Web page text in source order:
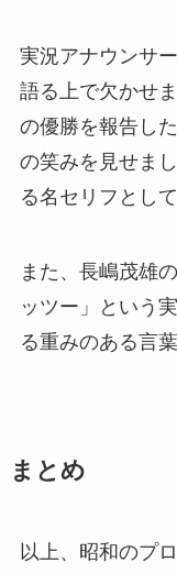
実況アナウンサ
語る上で欠かせ
の優勝を報告し
の笑みを見せま
る名セリフとし
また、長嶋茂雄
ッツー」という
る重みのある言
まとめ
以上、昭和のプ